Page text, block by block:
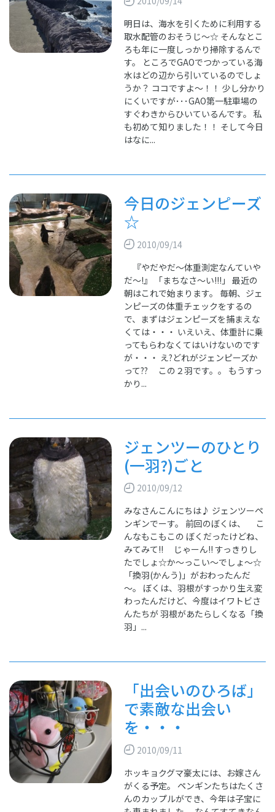
明日は、海水を引くために利用する
取水配管のおそうじ～☆ そんなとこ
ろも年に一度しっかり掃除するんで
す。 ところでGAOでつかっている海
水はどの辺から引いているのでしょ
うか？ ココですよ～！！ 少し分かり
にくいですが･･･GAO第一駐車場の
すぐわきからひいているんです。 私
も初めて知りました！！ そして今日
はなに...
今日のジェンピーズ
☆
2010/09/14
『やだやだ～体重測定なんていや
だ～!』 「まちなさ～い!!!」 最近の
朝はこれで始まります。 毎朝、ジェ
ンピーズの体重チェックをするの
で、まずはジェンピーズを捕まえな
くては・・・ いえいえ、体重計に乗
ってもらわなくてはいけないのです
が・・・ え?どれがジェンピーズか
って?? この２羽です。。 もうすっ
かり...
ジェンツーのひとり
(一羽?)ごと
2010/09/12
みなさんこんにちは♪ ジェンツーペ
ンギンでーす。 前回のぼくは、 こ
んなもこもこの ぼくだったけどね、
みてみて!! じゃーん!! すっきりし
たでしょ☆か～っこい～でしょ～☆
「換羽(かんう)」がおわったんだ
～。 ぼくは、羽根がすっかり生え変
わったんだけど、今度はイワトビさ
んたちが 羽根があたらしくなる「換
羽」...
「出会いのひろば」
で素敵な出会い
を・・・
2010/09/11
ホッキョクグマ豪太には、お嫁さん
がくる予定。 ペンギンたちはたくさ
んのカップルができ、今年は子宝に